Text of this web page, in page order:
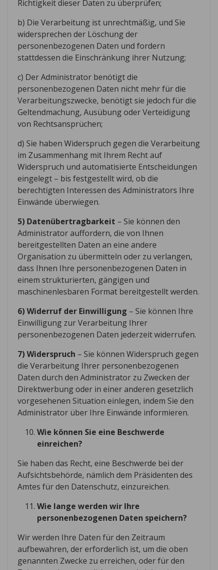
Richtigkeit dieser Daten zu überprüfen;
b) Die Verarbeitung ist unrechtmäßig, und Sie
widersprechen der Löschung der
personenbezogenen Daten und fordern
stattdessen die Einschränkung ihrer Nutzung;
c) Der Administrator benötigt die
personenbezogenen Daten nicht mehr für die
Verarbeitungszwecke, benötigt sie jedoch für die
Geltendmachung, Ausübung oder Verteidigung
von Rechtsansprüchen;
d) Sie haben Widerspruch gegen die Verarbeitung
im Zusammenhang mit Ihrem Recht auf
Widerspruch und automatisierte Entscheidungen
eingelegt – bis festgestellt wird, ob die
berechtigten Interessen des Administrators Ihre
Einwände überwiegen.
5) Datenübertragbarkeit – Sie können den
Administrator auffordern, die von Ihnen
bereitgestellten Daten an eine andere
Organisation zu übermitteln oder zu verlangen,
dass Ihnen Ihre personenbezogenen Daten in
einem strukturierten, gängigen und
maschinenlesbaren Format bereitgestellt werden.
6) Widerruf der Einwilligung – Sie können Ihre
Einwilligung zur Verarbeitung Ihrer
personenbezogenen Daten jederzeit widerrufen.
7) Widerspruch – Sie können Widerspruch gegen
die Verarbeitung Ihrer personenbezogenen
Daten durch den Administrator zu Zwecken der
Direktwerbung oder in einer anderen gesetzlich
vorgesehenen Situation einlegen, indem Sie den
Administrator über Ihre Einwände informieren.
Wie können Sie eine Beschwerde
einreichen?
Sie haben das Recht, eine Beschwerde bei der
Aufsichtsbehörde, nämlich dem Präsidenten des
Amtes für den Datenschutz, einzureichen.
Wie lange werden wir Ihre
personenbezogenen Daten speichern?
Wir werden Ihre Daten für den Zeitraum
aufbewahren, der erforderlich ist, um die oben
genannten Zwecke zu erreichen, oder für den